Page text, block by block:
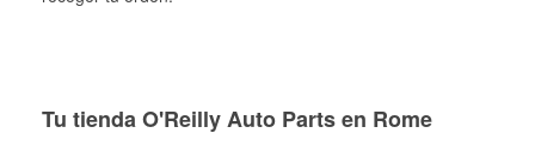
Tu tienda O'Reilly Auto Parts en Rome